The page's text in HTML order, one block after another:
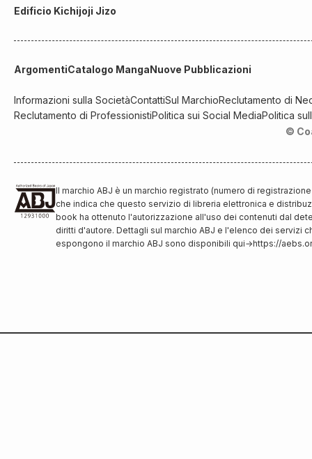
Edificio Kichijoji Jizo
ArgomentiCatalogo MangaNuove Pubblicazioni
Informazioni sulla SocietàContattiSul MarchioReclutamento di
Reclutamento di ProfessionistiPolitica sui Social MediaPolitica
©
Il marchio ABJ è un marchio registrato (numero di
che indica che questo servizio di libreria elettronica e
book ha ottenuto l'autorizzazione all'uso dei contenuti dal
diritti d'autore. Dettagli sul marchio ABJ e l'elenco dei servizi
espongono il marchio ABJ sono disponibili qui→https://